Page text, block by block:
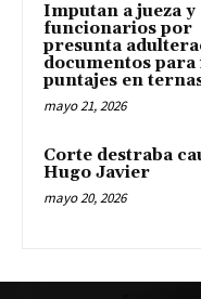
Imputan a jueza y
funcionarios por
presunta
documentos
puntajes en
mayo 21, 2026
Corte destraba
Hugo Javier
mayo 20, 2026